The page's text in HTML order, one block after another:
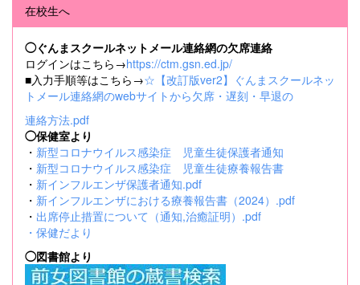
在校生へ
◯ぐんまスクールネットメール連絡網の欠席連絡
ログインはこちら→https://ctm.gsn.ed.jp/
■入力手順等はこちら→☆【改訂版ver2】ぐんまスクールネッ
トメール連絡網のwebサイトから欠席・遅刻・早退の
連絡方法.pdf
◯保健室より
・ 新型コロナウイルス感染症 児童生徒保護者通知
・ 新型コロナウイルス感染症 児童生徒療養報告書
・ 新インフルエンザ保護者通知.pdf
・ 新インフルエンザにおける療養報告書（2024）.pdf
・ 出席停止措置について（通知,治癒証明）.pdf
・ 保健だより
◯図書館より